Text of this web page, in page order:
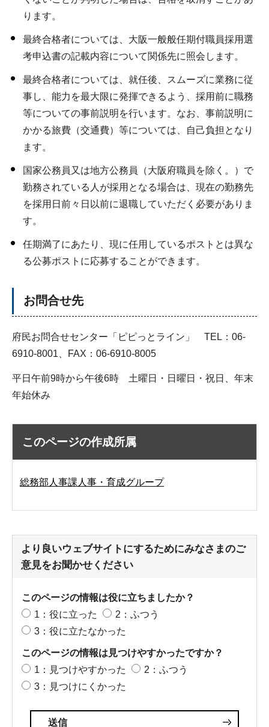
ります。
最終合格者については、大阪一般般任期付職員採用選
考申込書の記載内容について関係先に照会します。
最終合格者については、就任後、スムーズに業務に従
事し、能力を最大限に発揮できるよう、採用前に職務
等についての事前説明を行います。なお、事前説明に
かかる旅費（交通費）等については、自己負担となり
ます。
国家公務員又は地方公務員（大阪府職員を除く。）で
勤務されている人が採用となる場合は、現在の勤務先
を採用日前々日以前に退職していただく必要がありま
す。
任期満了にあたり、現に任用しているポストとは異な
る公募ポストに応募することができます。
お問合せ先
府民お問合せセンター「ピピっとライン」 TEL：06-
6910-8001、FAX：06-6910-8005
平日午前9時から午後6時 土曜日・日曜日・祝日、年末
年始休み
このページの作成所属
総務部人事課人事・育成グループ
より良いウェブサイトにするためにみなさまのご
意見をお聞かせください
このページの情報は役に立ちましたか？
1：役に立った
2：ふつう
3：役に立たなかった
このページの情報は見つけやすかったですか？
1：見つけやすかった
2：ふつう
3：見つけにくかった